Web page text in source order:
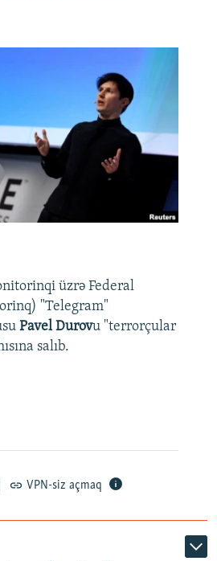
üzrə Federal
"Telegram"
Pavel Durovu "terrorçular
salıb.
VPN-siz açmaq